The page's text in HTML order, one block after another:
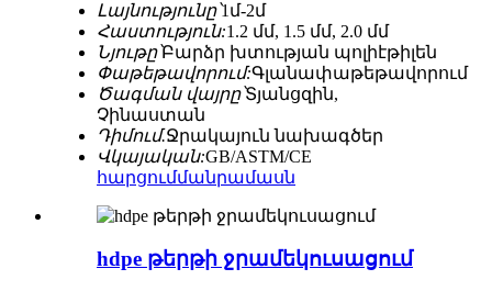
Լայնությունը՝1մ-2մ
Հաստություն:1.2 մմ, 1.5 մմ, 2.0 մմ
Նյութը՝Բարձր խտության պոլիէթիլեն
Փաթեթավորում:Գլանափաթեթավորում
Ծագման վայրը՝Տյանցզին, ​​
Չինաստան
Դիմում.Ջրակայուն նախագծեր
Վկայական:GB/ASTM/CE
հարցումմանրամասն
hdpe թերթի ջրամեկուսացում